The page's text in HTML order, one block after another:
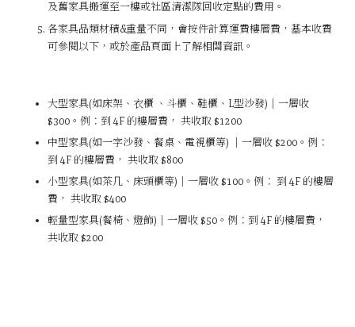
及舊家具搬運至一樓或社區清潔隊回收定點的費用。
各家具品類材積&重量不同，會按件計算運費樓層費，基本收費
可參閱以下，或於產品頁面上了解相關資訊。
大型家具(如床架、衣櫃 、斗櫃、鞋櫃、L型沙發)｜一層收
$300。例：到 4F 的樓層費， 共收取 $1200
中型家具(如一字沙發、餐桌、電視櫃等) ｜一層收 $200。例：
到 4F 的樓層費， 共收取 $800
小型家具(如茶几、床頭櫃等)｜一層收 $100。例： 到 4F 的樓層
費， 共收取 $400
輕量型家具(餐椅、燈飾)｜一層收 $50。例：到 4F 的樓層費，
共收取 $200